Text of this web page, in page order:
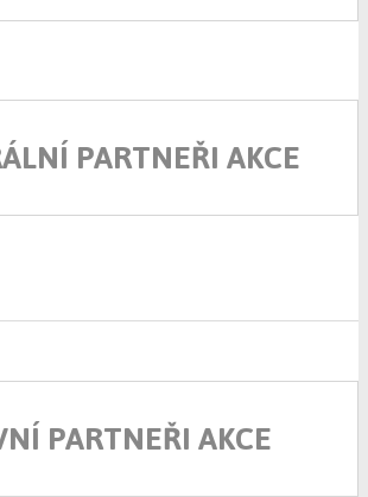
PARTNEŘI AKCE
PARTNEŘI AKCE